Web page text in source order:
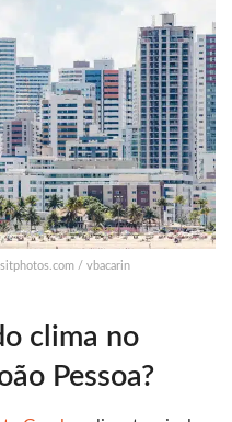
/ vbacarin
clima no
Pessoa?